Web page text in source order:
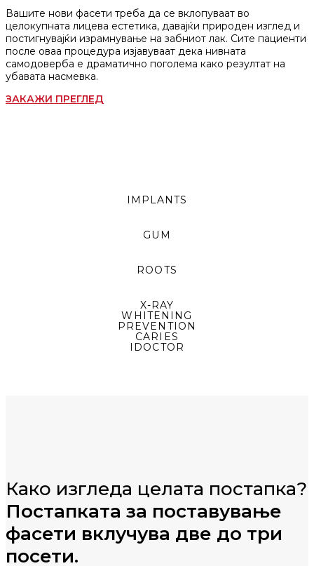
Вашите нови фасети треба да се вклопуваат во
целокупната лицева естетика, давајќи природен изглед и
постигнувајќи израмнување на забниот лак. Сите пациенти
после оваа процедура изјавуваат дека нивната
самодоверба е драматично поголема како резултат на
убавата насмевка.
ЗАКАЖИ ПРЕГЛЕД
IMPLANTS
GUM
ROOTS
X-RAY
WHITENING
PREVENTION
CARIES
IDOCTOR
Како изгледа целата постапка?
Постапката за поставување
фасети вклучува две до три
посети.